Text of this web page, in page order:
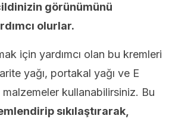
görünümünü
olurlar.
için yardımcı olan bu kremleri
yağı, portakal yağı ve E
kullanabilirsiniz. Bu
sıkılaştırarak,